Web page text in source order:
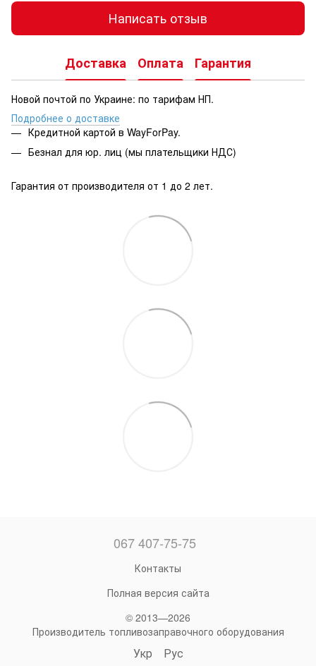
Написать отзыв
Доставка Оплата Гарантия
Новой почтой по Украине: по тарифам НП.
Подробнее о доставке
Кредитной картой в WayForPay.
Безнал для юр. лиц (мы плательщики НДС)
Гарантия от производителя от 1 до 2 лет.
067 407-75-75
Контакты
Полная версия сайта
© 2013—2026
Производитель топливозаправочного оборудования
Укр Рус